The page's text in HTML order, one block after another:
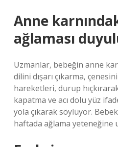
Anne
ağlaması
Uzmanlar, bebeğin anne
dilini dışarı çıkarma,
hareketleri, durup hıçkırarak
kapatma ve acı dolu yüz
yola çıkarak söylüyor.
haftada ağlama yeteneğine